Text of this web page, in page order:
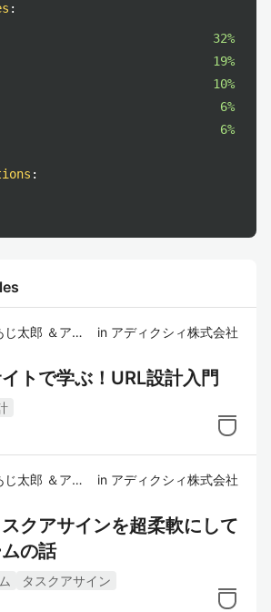
:
32%
19%
10%
6%
6%
:
太郎 ＆アユ太郎 )
in アディクシィ株式会社
トで学ぶ！URL設計入門
太郎 ＆アユ太郎 )
in アディクシィ株式会社
クアサインを超柔軟にして
の話
タスクアサイン